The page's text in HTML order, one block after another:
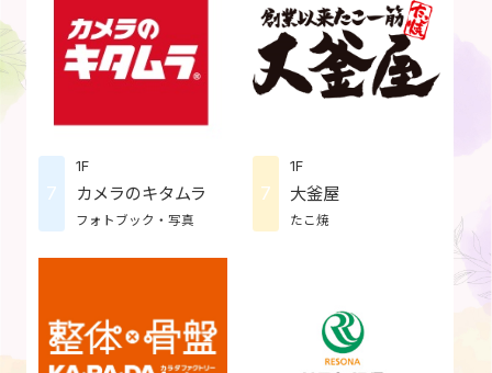
7
1F
カメラのキタムラ
フォトブック・写真
7
1F
大釜屋
たこ焼